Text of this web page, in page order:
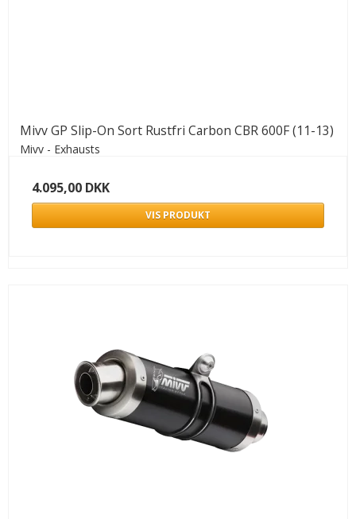
Mivv GP Slip-On Sort Rustfri Carbon CBR 600F (11-13)
Mivv - Exhausts
4.095,00 DKK
VIS PRODUKT